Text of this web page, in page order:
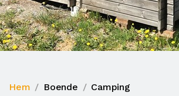
Hem Boende
Camping